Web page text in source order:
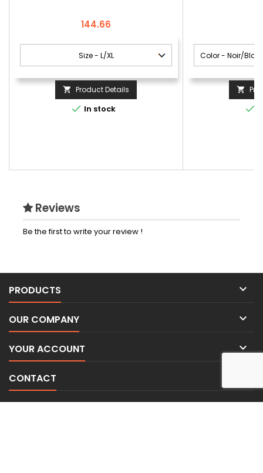
Price
144.66
 Product Details
 In stock


Reviews
Be the first to write your review !
PRODUCTS 
OUR COMPANY 
YOUR ACCOUNT 
CONTACT